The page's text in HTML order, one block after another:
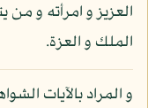
العزيز و امرأته و
الملك و العزة.
و المراد بالآيات